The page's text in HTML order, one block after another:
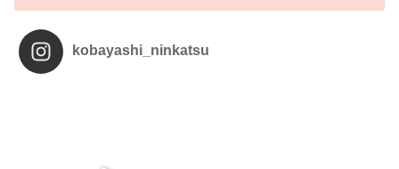
kobayashi_ninkatsu